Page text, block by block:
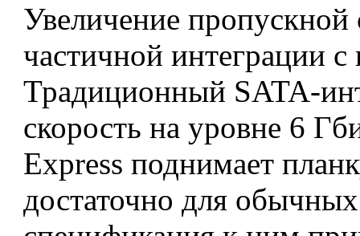
Увеличение пропускной
частичной интеграции
Традиционный SATA-
скорость на уровне 6
Express поднимает
достаточно для